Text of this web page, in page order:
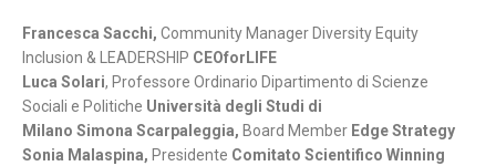
Francesca Sacchi, Community Manager Diversity Equity
Inclusion & LEADERSHIP CEOforLIFE
Luca Solari, Professore Ordinario Dipartimento di Scienze
Sociali e Politiche Università degli Studi di
Milano Simona Scarpaleggia, Board Member Edge Strategy
Sonia Malaspina, Presidente Comitato Scientifico Winning